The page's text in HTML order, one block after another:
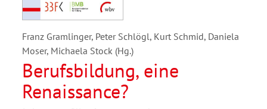
Franz Gramlinger, Peter Schlögl, Kurt Schmid, Daniela
Moser, Michaela Stock (Hg.)
Berufsbildung, eine
Renaissance?